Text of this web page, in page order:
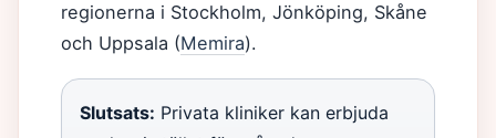
regionerna i Stockholm, Jönköping, Skåne
och Uppsala (Memira).
Slutsats: Privata kliniker kan erbjuda